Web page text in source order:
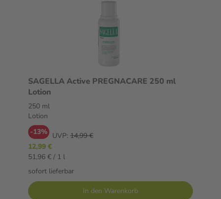
SAGELLA Active PREGNACARE 250 ml
Lotion
250 ml
Lotion
-13% UVP: 14,99 €
12,99 €
51,96 € / 1 l
sofort lieferbar
In den Warenkorb